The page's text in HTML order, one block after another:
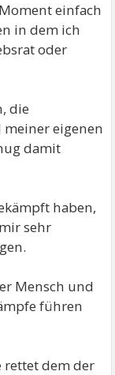
einfach
in dem ich
oder
die
eigenen
damit
haben,
sehr
Mensch und
führen
rettet dem der